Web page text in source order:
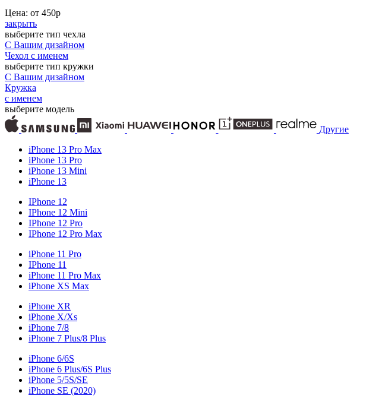
Цена: от 450р
закрыть
выберите тип чехла
С Вашим дизайном
Чехол с именем
выберите тип кружки
С Вашим дизайном
Кружка
с именем
выберите модель
Другие
iPhone 13 Pro Max
iPhone 13 Pro
iPhone 13 Mini
iPhone 13
IPhone 12
IPhone 12 Mini
IPhone 12 Pro
IPhone 12 Pro Max
iPhone 11 Pro
IPhone 11
iPhone 11 Pro Max
iPhone XS Max
iPhone XR
iPhone X/Xs
iPhone 7/8
iPhone 7 Plus/8 Plus
iPhone 6/6S
iPhone 6 Plus/6S Plus
iPhone 5/5S/SE
iPhone SE (2020)